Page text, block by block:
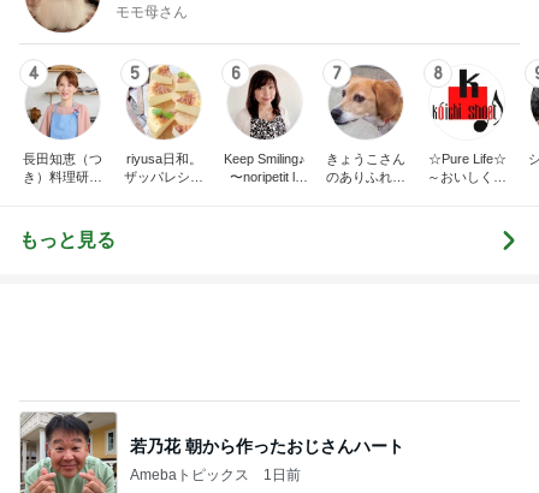
モモ母さん
4
長田知恵（つ
き）料理研究
キッチンアイ
テム」
5
riyusa日和。
ザッパレシピ
6
Keep Smiling♪
〜noripetit lif
7
きょうこさん
のありふれた
8
☆Pure Life☆
～おいしく、
もっと見る
若乃花 朝から作ったおじさんハート
Amebaトピックス 1日前